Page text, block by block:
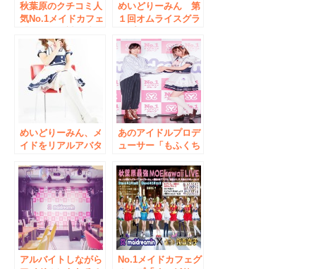
秋葉原のクチコミ人
気No.1メイドカフェ
の2号店が7月20日に
NEWオープン！猫
をテーマにした外国
人に人気のメイドカ
めいどりーみん 第
１回オムライスグラ
めいどりーみん、メ
イドをリアルアバタ
ァンディングアプリ
をリリース
あのアイドルプロデ
ューサー「もふくち
ェ最大手「めいどり
ーみん」で新しいア
イドルグループを仕
掛けます！
アルバイトしながら
No.1メイドカフェグ